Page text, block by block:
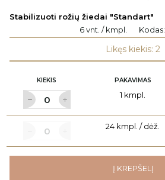
Stabilizuoti rožių žiedai "Standart"
6 vnt. / kmpl.
Kodas:
Likęs kiekis: 2
KIEKIS PAKAVIMAS
1 kmpl.
24 kmpl. / dėž.
Į KREPŠELĮ